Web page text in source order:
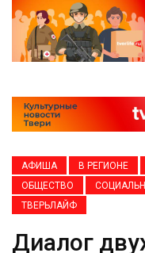
АФИША В РЕГИОНЕ
ОБЩЕСТВО
ТВЕРЬЛАЙФ
Диалог